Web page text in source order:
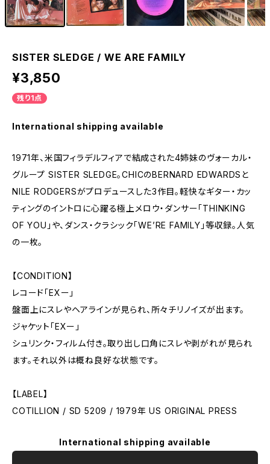
SISTER SLEDGE / WE ARE FAMILY
¥3,850
残り1点
International shipping available
1971年、米国フィラデルフィアで結成された4姉妹のヴォーカル・
グループ SISTER SLEDGE。CHICのBERNARD EDWARDSと
NILE RODGERSがプロデュースした3作目。軽快なギター・カッ
ティングのイントロに心躍る極上メロウ・ダンサー「THINKING
OF YOU」や、ダンス・クラシック「WE’RE FAMILY」等収録。人気
の一枚。
【CONDITION】
レコード「EXー」
盤面上にスレやヘアラインが見られ、所々チリノイズが出ます。
ジャケット「EXー」
シュリンク・フィルム付き。取り出し口角にスレや剥がれが見られ
ます。それ以外は概ね良好な状態です。
【LABEL】
COTILLION / SD 5209 / 1979年 US ORIGINAL PRESS
International shipping available